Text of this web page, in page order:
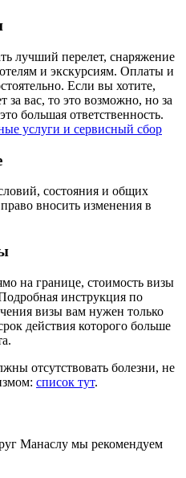
лучший перелет, снаряжение
и экскурсиям. Оплаты и
Если вы хотите,
за вас, то это возможно, но за
большая ответственность.
услуги и сервисный сбор
состояния и общих
вносить изменения в
на границе, стоимость визы
инструкция по
визы вам нужен только
действия которого больше
отсутствовать болезни, не
список тут.
Манаслу мы рекомендуем